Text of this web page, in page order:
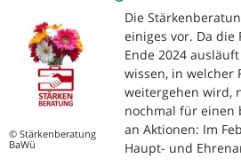
© Stärkenberatung
BaWü
Die
einiges vor. Da die
Ende 2024
wissen, in welcher
weitergehen wird,
nochmal für einen
an Aktionen: Im
Haupt- und